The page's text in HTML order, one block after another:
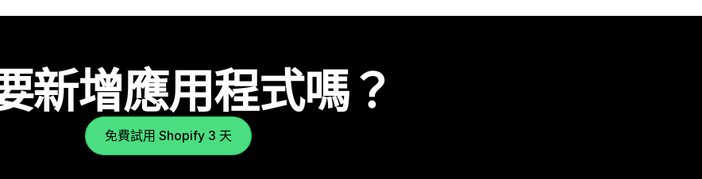
新增應用程式嗎？
免費試用 Shopify 3 天